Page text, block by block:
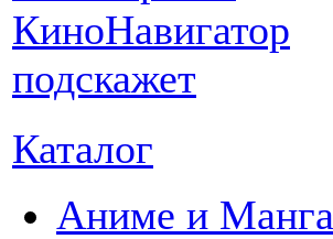
Каталог
Аниме и Манга